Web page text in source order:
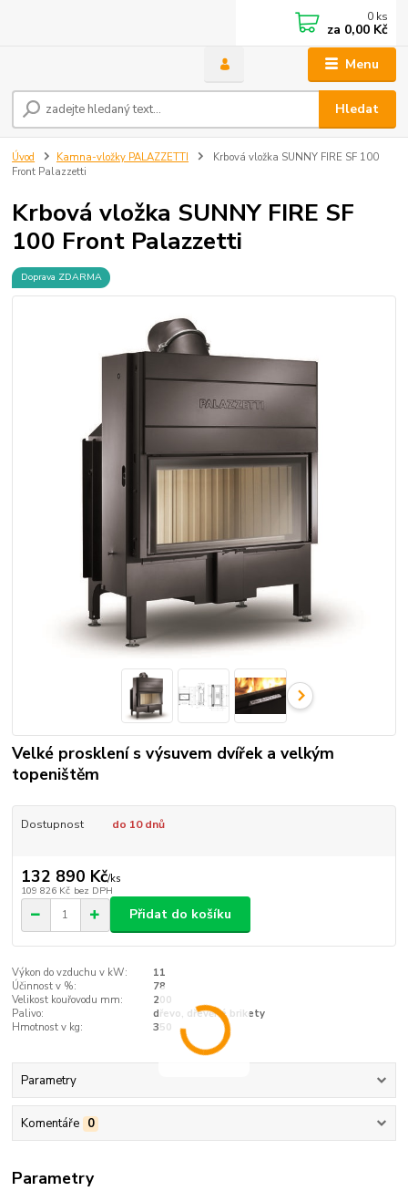
Menu
Hledat
0 ks
za 0,00 Kč
Úvod Kamna-vložky PALAZZETTI
Krbová vložka SUNNY FIRE SF 100
Front Palazzetti
Krbová vložka SUNNY FIRE SF
100 Front Palazzetti
Doprava ZDARMA
Velké prosklení s výsuvem dvířek a velkým
topeništěm
Dostupnost do 10 dnů
132 890 Kč/ks
109 826 Kč bez DPH
Přidat do košíku
Výkon do vzduchu v kW:
11
Účinnost v %:
78
Velikost kouřovodu mm:
200
Palivo:
dřevo, dřevěné brikety
Hmotnost v kg:
350
Parametry
Komentáře 0
Parametry